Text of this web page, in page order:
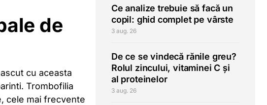
de
cu aceasta
Trombofilia
cele mai frecvente
Ce analize trebuie să facă un
copil: ghid complet pe vârste
3 aug. 26
De ce se vindecă rănile greu?
Rolul zincului, vitaminei C și
al proteinelor
3 aug. 26